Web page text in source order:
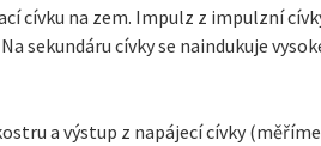
cívku na zem. Impulz z impulzní
sekundáru cívky se naindukuje
a výstup z napájecí cívky